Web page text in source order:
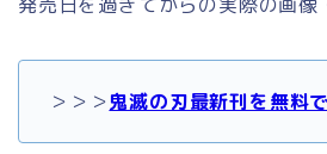
＞＞＞鬼滅の刃最新刊を無料